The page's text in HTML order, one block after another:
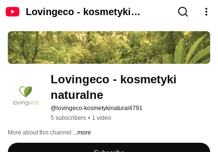
Lovingeco - kosmetyki
Lovingeco - kosmetyki
naturalne
@lovingeco-kosmetykinatural4791
5 subscribers • 1 video
More about this channel ...more